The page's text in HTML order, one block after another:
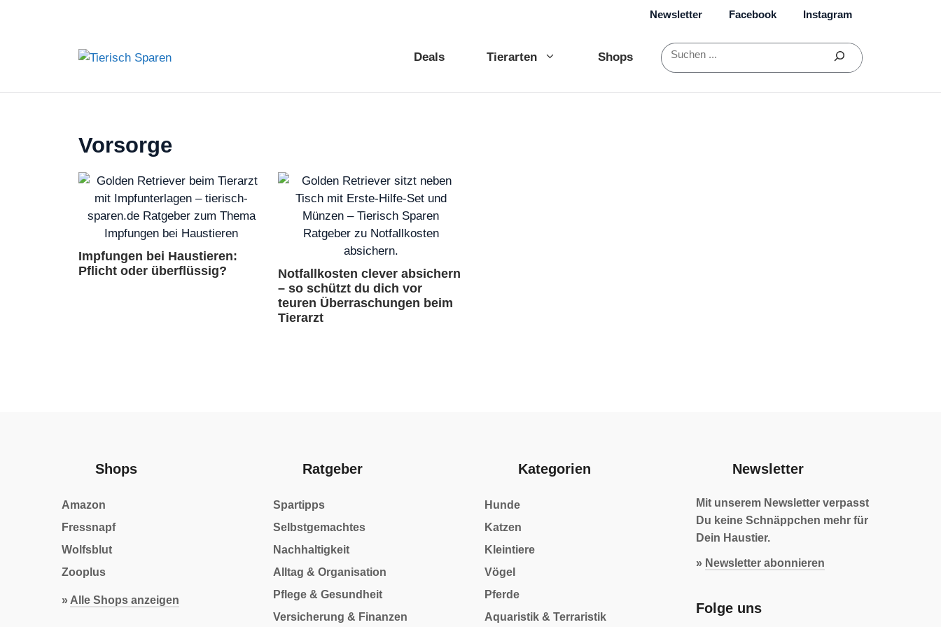
Newsletter Facebook Instagram
Deals Tierarten Shops Suchen
Vorsorge
Impfungen bei Haustieren:
Pflicht oder überflüssig?
Notfallkosten clever absichern
– so schützt du dich vor
teuren Überraschungen beim
Tierarzt
Shops
Amazon
Fressnapf
Wolfsblut
Zooplus
» Alle Shops anzeigen
Ratgeber
Spartipps
Selbstgemachtes
Nachhaltigkeit
Alltag & Organisation
Pflege & Gesundheit
Versicherung & Finanzen
Kategorien
Hunde
Katzen
Kleintiere
Vögel
Pferde
Aquaristik & Terraristik
Newsletter
Mit unserem Newsletter verpasst
Du keine Schnäppchen mehr für
Dein Haustier.
» Newsletter abonnieren
Folge uns